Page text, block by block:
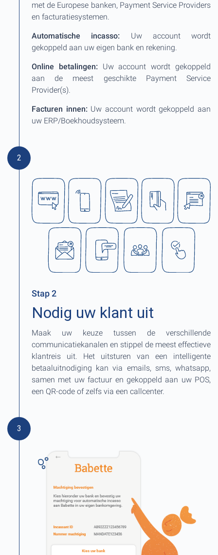
met de Europese banken, Payment Service Providers
en facturatiesystemen.
Automatische incasso: Uw account wordt
gekoppeld aan uw eigen bank en rekening.
Online betalingen: Uw account wordt gekoppeld
aan de meest geschikte Payment Service
Provider(s).
Facturen innen: Uw account wordt gekoppeld aan
uw ERP/Boekhoudsysteem.
2
Stap 2
Nodig uw klant uit
Maak uw keuze tussen de verschillende
communicatiekanalen en stippel de meest effectieve
klantreis uit. Het uitsturen van een intelligente
betaaluitnodiging kan via emails, sms, whatsapp,
samen met uw factuur en gekoppeld aan uw POS,
een QR-code of zelfs via een callcenter.
3